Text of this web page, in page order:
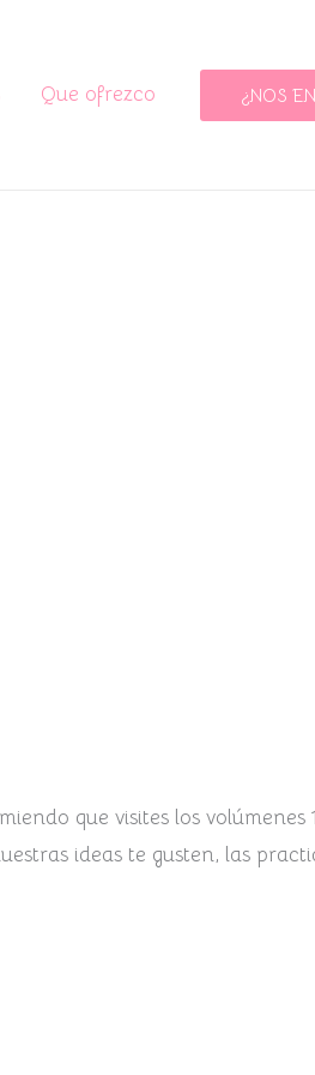
Que ofrezco ¿NOS
que visites los volúmenes
ideas te gusten, las